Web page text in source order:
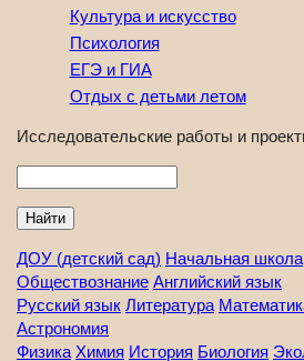
Культура и искусство
Психология
ЕГЭ и ГИА
Отдых с детьми летом
Исследовательские работы и
ДОУ (детский сад) Начальная школа
Обществознание Английский язык
Русский язык Литература
Астрономия
Физика Химия История Биология